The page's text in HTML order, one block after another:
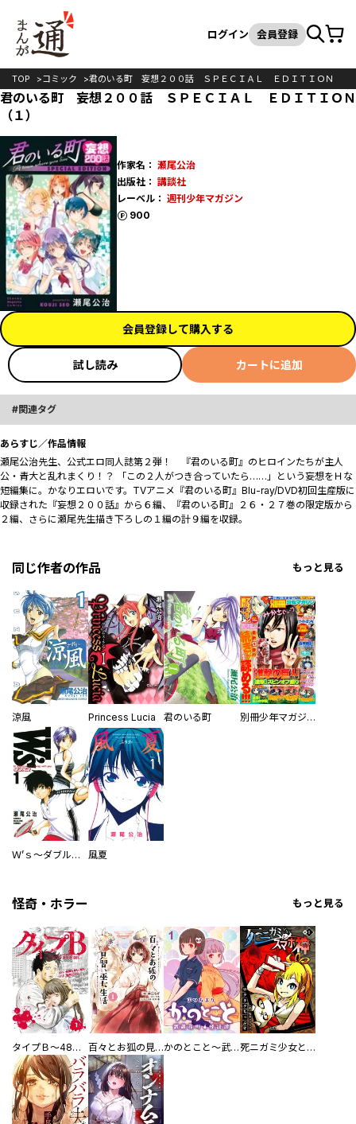
検索
ログイン 会員登録カート
TOP コミック 君のいる町 妄想２００話 ＳＰＥＣＩＡＬ ＥＤＩＴＩＯＮ
君のいる町 妄想２００話 ＳＰＥＣＩＡＬ ＥＤＩＴＩＯＮ
（１）
作家名： 瀬尾公治
出版社： 講談社
レーベル： 週刊少年マガジン
900
ポイント
会員登録して購入する
試し読み カートに追加
関連タグ
あらすじ／作品情報
瀬尾公治先生、公式エロ同人誌第２弾！ 『君のいる町』のヒロインたちが主人
公・青大と乱れまくり！？ 「この２人がつき合っていたら……」という妄想をＨな
短編集に。かなりエロいです。TVアニメ『君のいる町』Blu-ray/DVD初回生産版に
収録された『妄想２００話』から６編、『君のいる町』２６・２７巻の限定版から
２編、さらに瀬尾先生描き下ろしの１編の計９編を収録。
同じ作者の作品 もっと見る
涼風 Princess Lucia 君のいる町 別冊少年マガジン
Ｗ’ｓ～ダブルス～ 風夏
怪奇・ホラー もっと見る
タイプＢ～48時間後、致死率100％～【単話】 百々とお狐の見習い巫女生活【単行本版】 かのとこと～武蔵花町怪話譚～ 【連載版】 死ニガミ少女とスマホ神